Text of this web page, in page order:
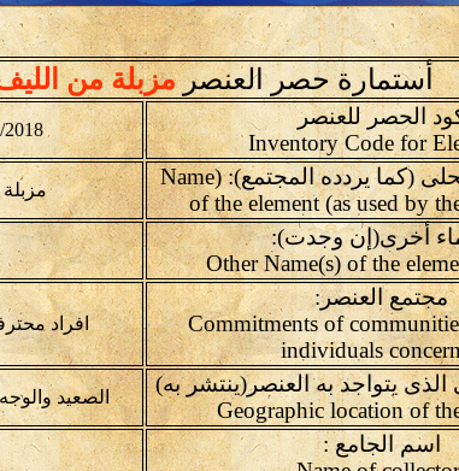
أستمارة حصر العنصرمزبلة من
الحصر للعنصر
اسم العنصر المحلى (كما يردده المجتمع): (Name
of the element (as used by
أخرى(إن وجدت):
مجتمع العنصر:
Commitments of
individuals
افراد
الذى يتواجد به العنصر(ينتشر به)
الصعيد
اسم الجامع :